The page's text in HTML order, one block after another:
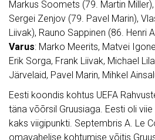
Markus Soomets (79. Martin
Sergei Zenjov (79. Pavel Marin),
Liivak), Rauno Sappinen (86. Henri
Varus: Marko Meerits, Matvei
Erik Sorga, Frank Liivak, Michael
Järvelaid, Pavel Marin, Mihkel
Eesti koondis kohtus UEFA
täna võõrsil Gruusiaga. Eesti oli
kaks viigipunkti. Septembris A. Le
omavahelise kohtumise võitis